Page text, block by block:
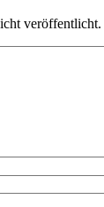
veröffentlicht.